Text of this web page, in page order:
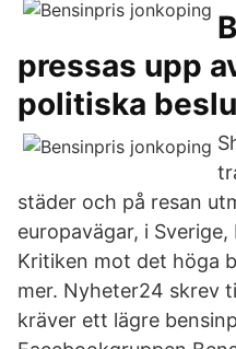
pressas upp
politiska
städer och på resan
europavägar, i
Kritiken mot det höga
mer. Nyheter24 skrev
kräver ett lägre